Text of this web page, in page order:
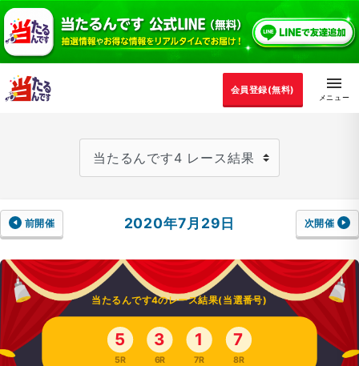
会員登録(無料)
前開催 2020年7月29日 次開催
当たるんです4のレース結果(当選番号)
5
5R
3
6R
1
7R
7
8R